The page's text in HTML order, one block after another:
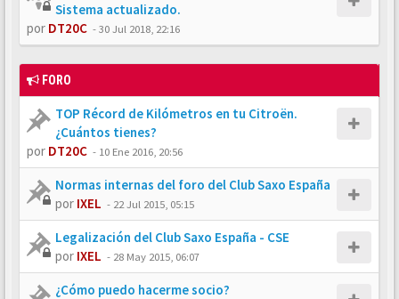
Sistema actualizado.
por DT20C -30 Jul 2018, 22:16
FORO
TOP Récord de Kilómetros en tu Citroën.
¿Cuántos tienes?
por DT20C - 10 Ene 2016, 20:56
Normas internas del foro del Club Saxo España
por IXEL - 22 Jul 2015, 05:15
Legalización del Club Saxo España - CSE
por IXEL - 28 May 2015, 06:07
¿Cómo puedo hacerme socio?